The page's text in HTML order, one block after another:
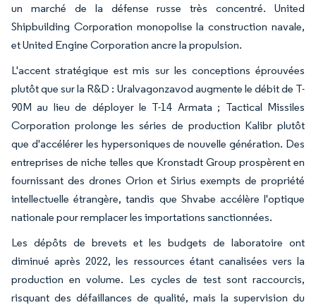
un marché de la défense russe très concentré. United
Shipbuilding Corporation monopolise la construction navale,
et United Engine Corporation ancre la propulsion.
L'accent stratégique est mis sur les conceptions éprouvées
plutôt que sur la R&D : Uralvagonzavod augmente le débit de T-
90M au lieu de déployer le T-14 Armata ; Tactical Missiles
Corporation prolonge les séries de production Kalibr plutôt
que d'accélérer les hypersoniques de nouvelle génération. Des
entreprises de niche telles que Kronstadt Group prospèrent en
fournissant des drones Orion et Sirius exempts de propriété
intellectuelle étrangère, tandis que Shvabe accélère l'optique
nationale pour remplacer les importations sanctionnées.
Les dépôts de brevets et les budgets de laboratoire ont
diminué après 2022, les ressources étant canalisées vers la
production en volume. Les cycles de test sont raccourcis,
risquant des défaillances de qualité, mais la supervision du